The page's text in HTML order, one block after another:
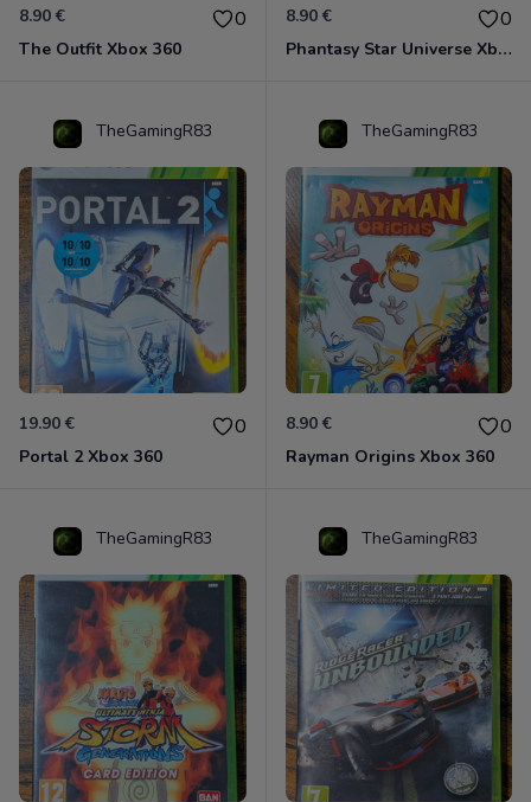
8.90 € 0
The Outfit Xbox 360
8.90 € 0
Phantasy Star Universe Xbox 360
TheGamingR83
19.90 € 0
Portal 2 Xbox 360
TheGamingR83
8.90 € 0
Rayman Origins Xbox 360
TheGamingR83 TheGamingR83